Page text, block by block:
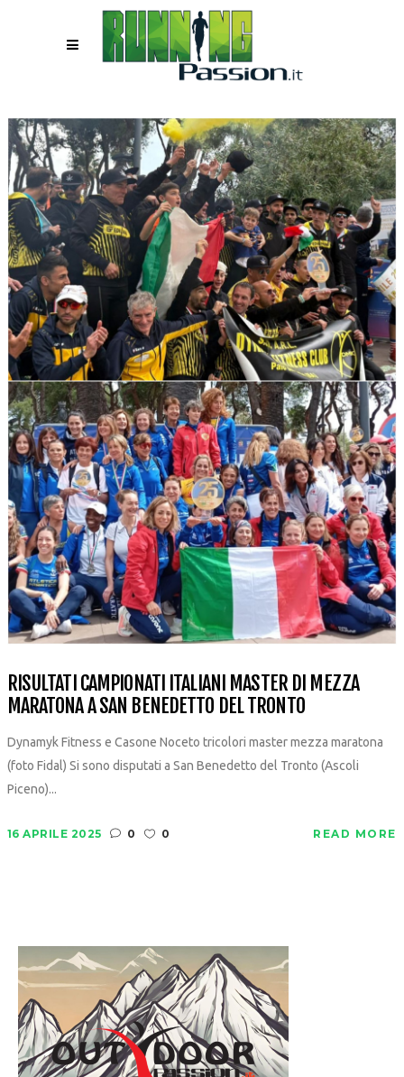
RISULTATI CAMPIONATI ITALIANI MASTER DI MEZZA
MARATONA A SAN BENEDETTO DEL TRONTO
Dynamyk Fitness e Casone Noceto tricolori master mezza maratona
(foto Fidal) Si sono disputati a San Benedetto del Tronto (Ascoli
Piceno)...
16 APRILE 2025 0 0 READ MORE